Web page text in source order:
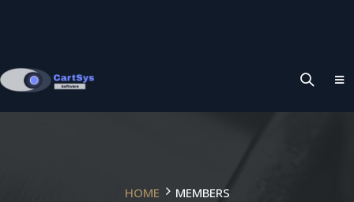
HOME MEMBERS